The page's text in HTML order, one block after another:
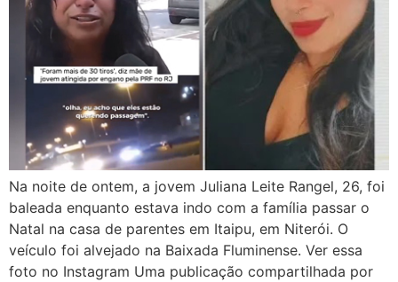
Na noite de ontem, a jovem Juliana Leite Rangel, 26, foi
baleada enquanto estava indo com a família passar o
Natal na casa de parentes em Itaipu, em Niterói. O
veículo foi alvejado na Baixada Fluminense. Ver essa
foto no Instagram Uma publicação compartilhada por